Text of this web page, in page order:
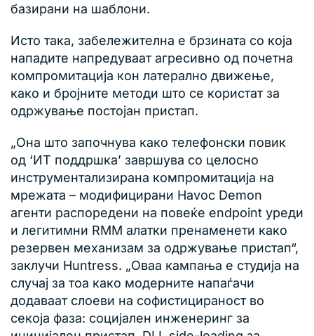
базирани на шаблони.
Исто така, забележителна е брзината со која
нападите напредуваат агресивно од почетна
компромитација кон латерално движење,
како и бројните методи што се користат за
одржување постојан пристап.
„Она што започнува како телефонски повик
од ‘ИТ поддршка’ завршува со целосно
инструментализирана компромитација на
мрежата – модифицирани Havoc Demon
агенти распоредени на повеќе endpoint уреди
и легитимни RMM алатки пренаменети како
резервен механизам за одржување пристап“,
заклучи Huntress. „Оваа кампања е студија на
случај за тоа како модерните напаѓачи
додаваат слоеви на софистицираност во
секоја фаза: социјален инженеринг за